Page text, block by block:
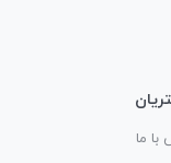
با ما